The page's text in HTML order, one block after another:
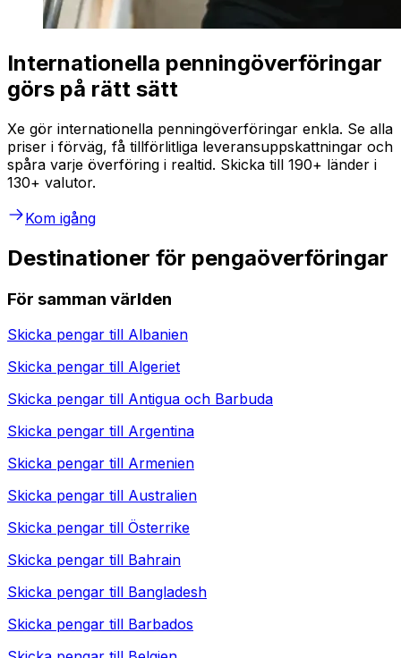
Internationella penningöverföringar
görs på rätt sätt
Xe gör internationella penningöverföringar enkla. Se alla
priser i förväg, få tillförlitliga leveransuppskattningar och
spåra varje överföring i realtid. Skicka till 190+ länder i
130+ valutor.
Kom igång
Destinationer för pengaöverföringar
För samman världen
Skicka pengar till Albanien
Skicka pengar till Algeriet
Skicka pengar till Antigua och Barbuda
Skicka pengar till Argentina
Skicka pengar till Armenien
Skicka pengar till Australien
Skicka pengar till Österrike
Skicka pengar till Bahrain
Skicka pengar till Bangladesh
Skicka pengar till Barbados